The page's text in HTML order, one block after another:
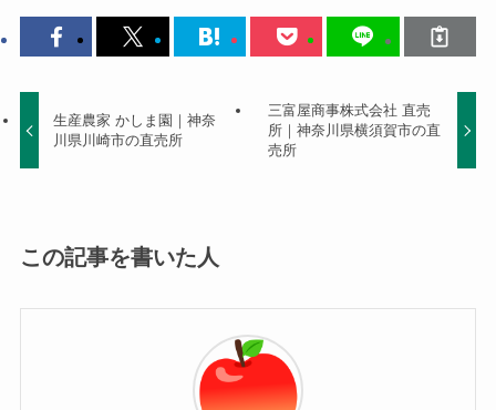
生産農家 かしま園｜神奈
川県川崎市の直売所
三富屋商事株式会社 直売
所｜神奈川県横須賀市の直
売所
この記事を書いた人